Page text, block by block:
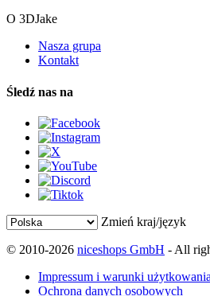
O 3DJake
Nasza grupa
Kontakt
Śledź nas na
Zmień kraj/język
© 2010-2026 niceshops GmbH - All
Impressum i warunki użytkowania
Ochrona danych osobowych